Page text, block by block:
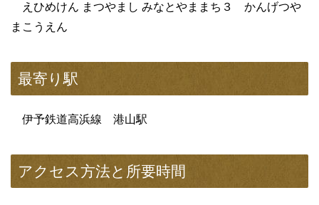
えひめけん まつやまし みなとやままち３ かんげつや
まこうえん
最寄り駅
伊予鉄道高浜線 港山駅
アクセス方法と所要時間